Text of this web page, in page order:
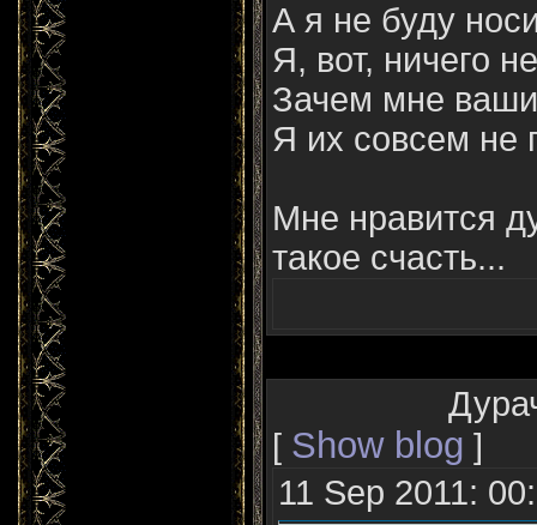
А я не буду
Я, вот, ничего
Зачем мне
Я их совсем не
Мне нравится
такое счасть...
[ Show blog ]
11 Sep 2011: